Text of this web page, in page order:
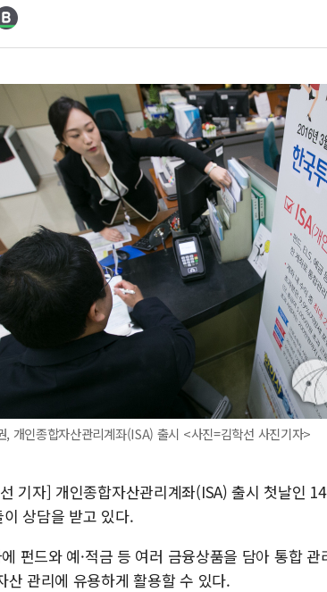
, 개인종합자산관리계좌(ISA) 출시 <사진=김학선 사진기자>
기자] 개인종합자산관리계좌(ISA) 출시 첫날인
상담을 받고 있다.
펀드와 예·적금 등 여러 금융상품을 담아 통합
산 관리에 유용하게 활용할 수 있다.